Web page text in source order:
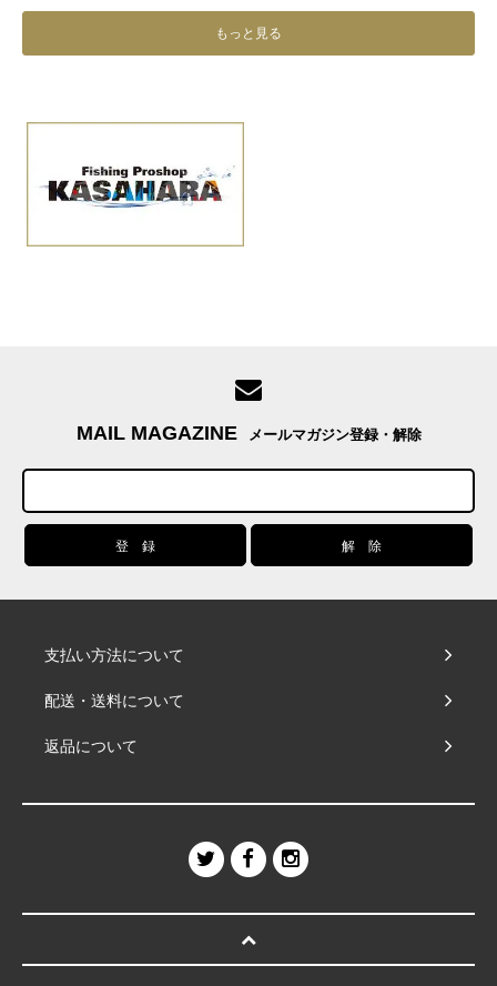
もっと見る
MAIL MAGAZINE メールマガジン登録・解除
支払い方法について
配送・送料について
返品について